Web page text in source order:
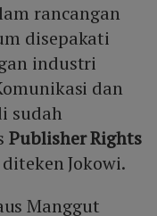
rancangan
disepakati
industri
dan
sudah
Publisher Rights
Jokowi.
Manggut